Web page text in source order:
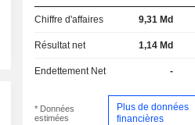
Chiffre d'affaires 9,31 Md
Résultat net 1,14 Md
Endettement Net -
* Données
estimées
Plus de données
financières